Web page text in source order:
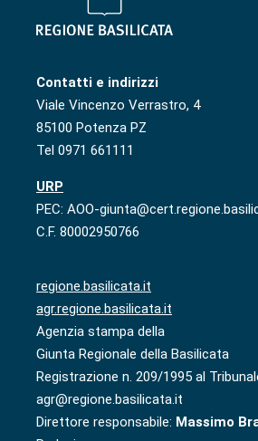
Contatti e indirizzi
Viale Vincenzo Verrastro, 4
85100 Potenza PZ
Tel 0971 661111
URP
PEC: AOO-
C.F. 80002950766
regione.basilicata.it
agr.regione.basilicata.it
Agenzia stampa della
Giunta Regionale della Basilicata
Registrazione n. 209/1995 al
agr@regione.basilicata.it
Direttore responsabile: Massimo